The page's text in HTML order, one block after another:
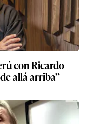
con Ricardo
allá arriba”